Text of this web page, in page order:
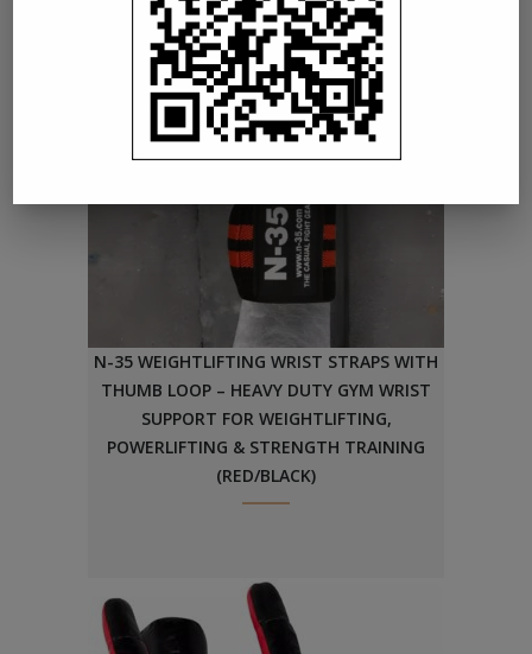
N-35 WEIGHTLIFTING WRIST STRAPS WITH
THUMB LOOP – HEAVY DUTY GYM WRIST
SUPPORT FOR WEIGHTLIFTING,
POWERLIFTING & STRENGTH TRAINING
(RED/BLACK)